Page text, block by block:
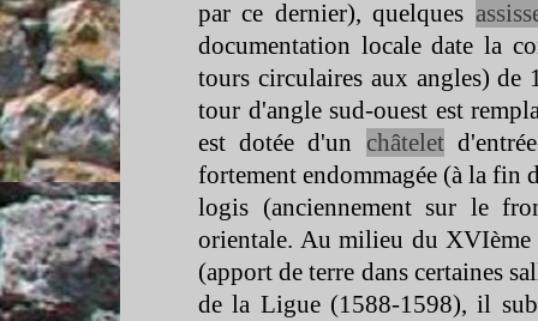
par ce dernier), quelques
documentation locale date la
tours circulaires aux angles)
tour d'angle sud-ouest est
est dotée d'un châtelet
fortement endommagée (à la fin
logis (anciennement sur le
orientale. Au milieu du XVIème
(apport de terre dans certaines
de la Ligue (1588-1598), il